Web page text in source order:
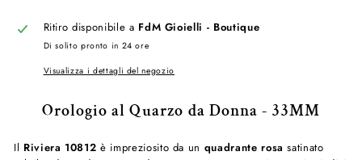
Ritiro disponibile a FdM Gioielli - Boutique
Di solito pronto in 24 ore
Visualizza i dettagli del negozio
Orologio al Quarzo da Donna - 33MM
Il Riviera 10812 è impreziosito da un quadrante rosa satinato